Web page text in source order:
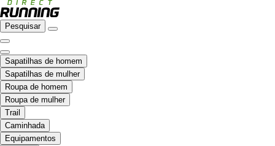
Pesquisar
Sapatilhas de homem
Sapatilhas de mulher
Roupa de homem
Roupa de mulher
Trail
Caminhada
Equipamentos